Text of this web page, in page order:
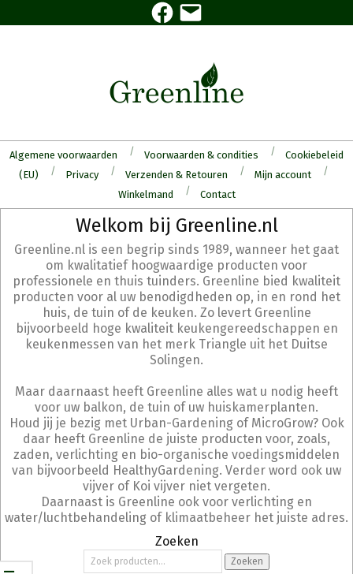
to
Facebook
E-
mail
Algemene voorwaarden Voorwaarden & condities
Cookiebeleid
(EU)
Privacy Verzenden & Retouren
Mijn account
Winkelmand
Contact
Menu
Welkom bij Greenline.nl
Greenline.nl is een begrip sinds 1989, wanneer het gaat
om kwalitatief hoogwaardige producten voor
professionele en thuis tuinders. Greenline bied kwaliteit
producten voor al uw benodigdheden op, in en rond het
huis, de tuin of de keuken. Zo levert Greenline
bijvoorbeeld hoge kwaliteit keukengereedschappen en
keukenmessen van het merk Triangle uit het Duitse
Solingen.
Maar daarnaast heeft Greenline alles wat u nodig heeft
voor uw balkon, de tuin of uw huiskamerplanten.
Houd jij je bezig met Urban-Gardening of MicroGrow? Ook
daar heeft Greenline de juiste producten voor, zoals,
zaden, verlichting en bio-organische voedingsmiddelen
van bijvoorbeeld HealthyGardening. Verder word ook uw
vijver of Koi vijver niet vergeten.
Daarnaast is Greenline ook voor verlichting en
water/luchtbehandeling of klimaatbeheer het juiste adres.
Zoeken
Zoeken
naar:
Zoeken